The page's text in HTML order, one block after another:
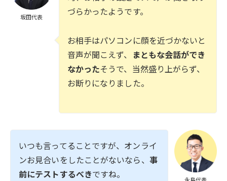
坂田代表
づらかったようです。
お相手はパソコンに顔を近づかないと
音声が聞こえず、 まともな会話ができ
なかったそうで、当然盛り上がらず、
お断りになりました。
永島代表
いつも言ってることですが、オンライ
ンお見合いをしたことがないなら、 事
前にテストするべきですね。